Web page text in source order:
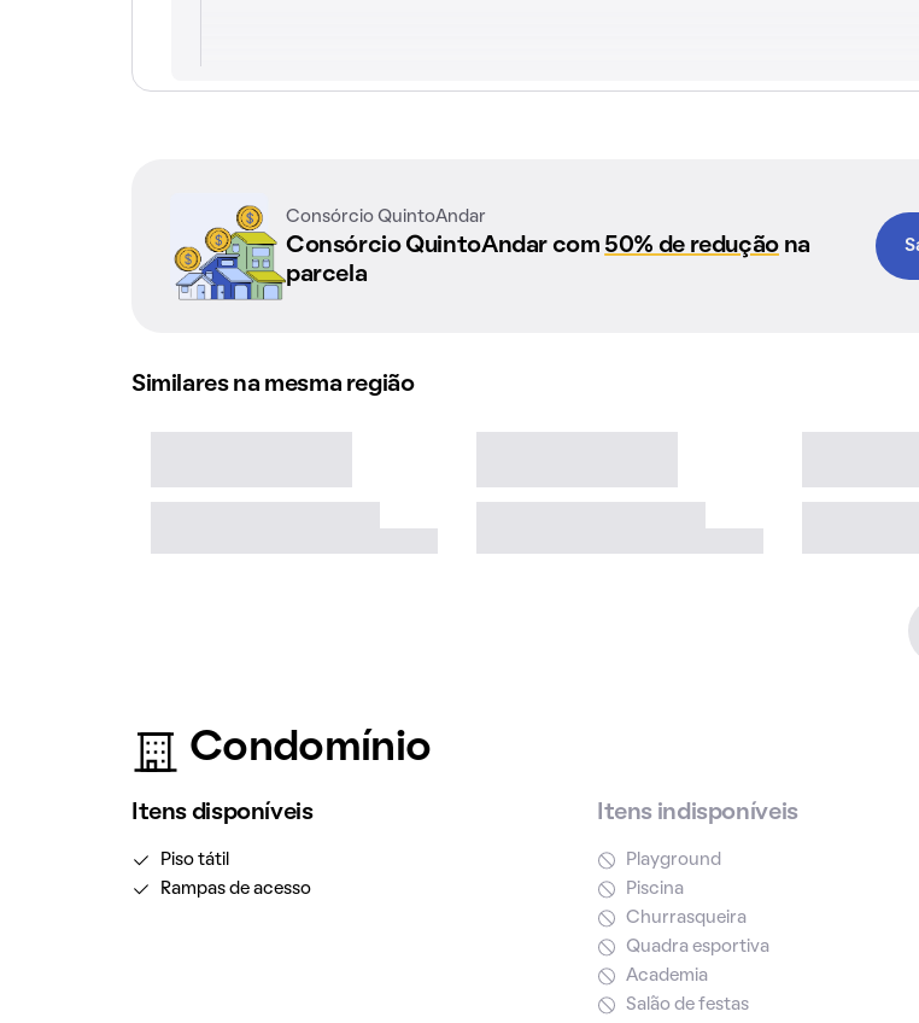
Consórcio QuintoAndar
Consórcio QuintoAndar com 50% de reduçãona
parcela
Similares na mesma região
Condomínio
Itens disponíveis
Piso tátil
Rampas de acesso
Itens indisponíveis
Playground
Piscina
Churrasqueira
Quadra esportiva
Academia
Salão de festas